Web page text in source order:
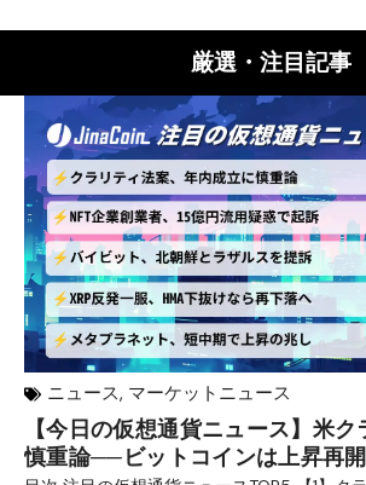
厳選・注目記事
ニュース, マーケットニュース
【今日の仮想通貨ニュース】米
慎重論──ビットコインは上昇再